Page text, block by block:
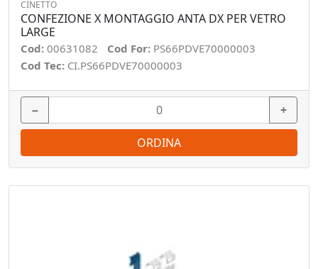
CINETTO
CONFEZIONE X MONTAGGIO ANTA DX PER VETRO
LARGE
Cod: 00631082 Cod For: PS66PDVE70000003
Cod Tec: CI.PS66PDVE70000003
− +
ORDINA